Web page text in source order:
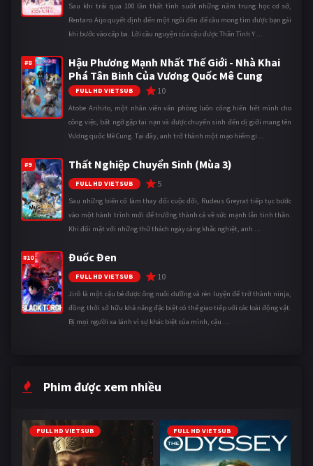
Sau khi trải qua 100 lần thất tình suốt những năm trung học cơ sở,
Rentaro Aijo quyết định đến một ngôi đền để cầu mong tìm được bạn gái
khi bước vào cấp ba. Lời cầu nguyện của cậu được Thần Tình Y ...
#8
Hậu Phương Mạnh Nhất Thế Giới - Nhà Khai
Phá Tân Binh Của Vương Quốc Mê Cung
FULL HD VIETSUB 10
Atobe Arihito, một nhân viên văn phòng luôn cống hiến hết mình cho
công việc, bất ngờ gặp tai nạn và được chuyển sinh đến dị giới mang tên
Vương quốc Mê Cung. Tại đây, anh trở thành một mạo hiểm gi ...
#9 Thất Nghiệp Chuyển Sinh (Mùa 3)
FULL HD VIETSUB 5
Sau những biến cố làm thay đổi cuộc đời, Rudeus Greyrat tiếp tục bước
vào một hành trình mới để trưởng thành cả về sức mạnh lẫn tinh thần.
Khi đối mặt với những thử thách ngày càng khắc nghiệt, anh ...
#10 Đuốc Đen
FULL HD VIETSUB 10
Jirô là một cậu bé được ông nuôi dưỡng và rèn luyện để trở thành ninja,
đồng thời sở hữu khả năng đặc biệt có thể giao tiếp với các loài động vật.
Bị mọi người xa lánh vì sự khác biệt của mình, cậu ...
Phim được xem nhiều
FULL HD VIETSUB FULL HD VIETSUB